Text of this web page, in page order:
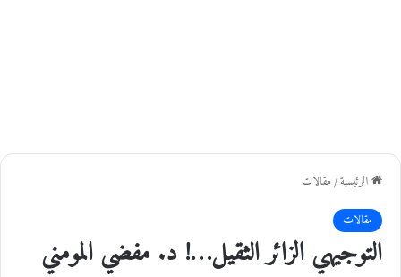
الرئيسية/مقالات
مقالات
التوجيهي الزائر الثقيل…! د. مفضي المومني